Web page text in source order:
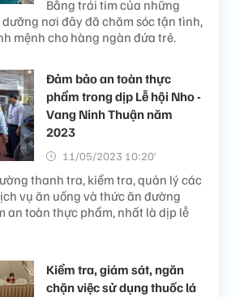
Bằng trái tim của những
nơi đây đã chăm sóc tận tình,
mệnh cho hàng ngàn đứa trẻ.
Đảm bảo an toàn thực
phẩm trong dịp Lễ hội Nho -
Vang Ninh Thuận năm
2023
11/05/2023 10:20’
thanh tra, kiểm tra, quản lý các
vụ ăn uống và thức ăn đường
an toàn thực phẩm, nhất là dịp lễ
Kiểm tra, giám sát, ngăn
chặn việc sử dụng thuốc lá